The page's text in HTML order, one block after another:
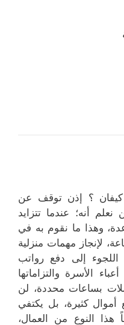
؟ إذن توقف عن
أنه؛ عندما تتزايد
وهذا ما نقوم به في
لإنجاز مهمات منزلية
إلى دفع رواتب
الأسرة والتزاماتها
بساعات محددة، لن
كثيرة، بل يكتفي
هذا النوع من العمال،